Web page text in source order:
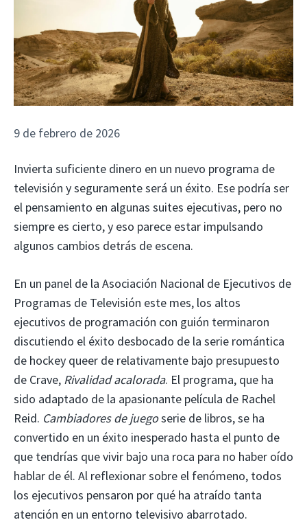
9 de febrero de 2026
Invierta suficiente dinero en un nuevo programa de
televisión y seguramente será un éxito. Ese podría ser
el pensamiento en algunas suites ejecutivas, pero no
siempre es cierto, y eso parece estar impulsando
algunos cambios detrás de escena.
En un panel de la Asociación Nacional de Ejecutivos de
Programas de Televisión este mes, los altos
ejecutivos de programación con guión terminaron
discutiendo el éxito desbocado de la serie romántica
de hockey queer de relativamente bajo presupuesto
de Crave, Rivalidad acalorada. El programa, que ha
sido adaptado de la apasionante película de Rachel
Reid. Cambiadores de juegoserie de libros, se ha
convertido en un éxito inesperado hasta el punto de
que tendrías que vivir bajo una roca para no haber oído
hablar de él. Al reflexionar sobre el fenómeno, todos
los ejecutivos pensaron por qué ha atraído tanta
atención en un entorno televisivo abarrotado.